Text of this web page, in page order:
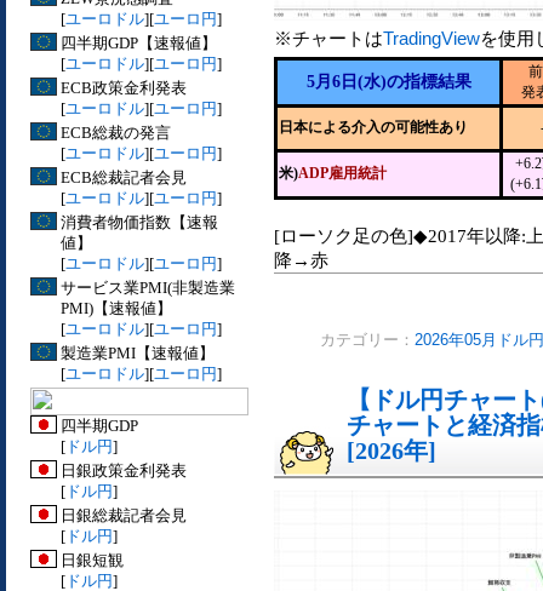
[ユーロドル][ユーロ円]
四半期GDP【速報値】
[ユーロドル][ユーロ円]
ECB政策金利発表
[ユーロドル][ユーロ円]
ECB総裁の発言
[ユーロドル][ユーロ円]
ECB総裁記者会見
[ユーロドル][ユーロ円]
消費者物価指数【速報
値】
[ユーロドル][ユーロ円]
サービス業PMI(非製造業
PMI)【速報値】
[ユーロドル][ユーロ円]
製造業PMI【速報値】
[ユーロドル][ユーロ円]
四半期GDP
[ ドル円]
日銀政策金利発表
[ ドル円]
日銀総裁記者会見
[ ドル円]
日銀短観
[ ドル円]
※チャートはTradingViewを使用
5月6日(水)の指標結果
発
日本による介入の可能性あり
米)ADP雇用統計
[ローソク足の色]◆2017年以降
降→赤
カテゴリー： 2026年05月ドル円
【ドル円チャー
チャートと経済
[2026年]